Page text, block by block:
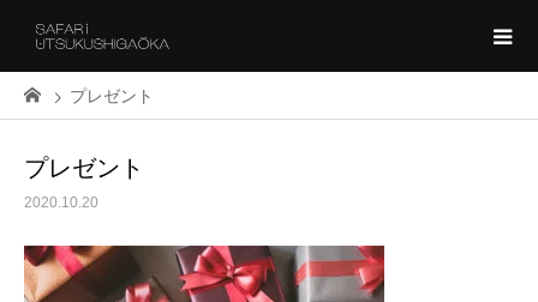
プレゼント
プレゼント
2020.10.20